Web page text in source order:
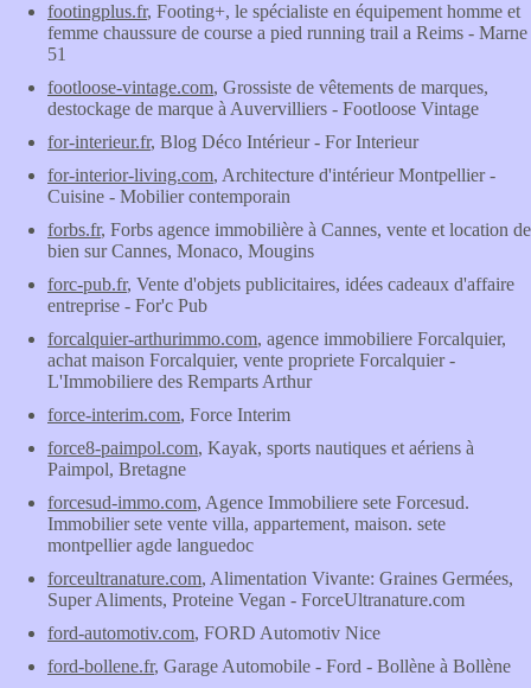
footingplus.fr, Footing+, le spécialiste en équipement homme et
femme chaussure de course a pied running trail a Reims - Marne
51
footloose-vintage.com, Grossiste de vêtements de marques,
destockage de marque à Auvervilliers - Footloose Vintage
for-interieur.fr, Blog Déco Intérieur - For Interieur
for-interior-living.com, Architecture d'intérieur Montpellier -
Cuisine - Mobilier contemporain
forbs.fr, Forbs agence immobilière à Cannes, vente et location de
bien sur Cannes, Monaco, Mougins
forc-pub.fr, Vente d'objets publicitaires, idées cadeaux d'affaire
entreprise - For'c Pub
forcalquier-arthurimmo.com, agence immobiliere Forcalquier,
achat maison Forcalquier, vente propriete Forcalquier -
L'Immobiliere des Remparts Arthur
force-interim.com, Force Interim
force8-paimpol.com, Kayak, sports nautiques et aériens à
Paimpol, Bretagne
forcesud-immo.com, Agence Immobiliere sete Forcesud.
Immobilier sete vente villa, appartement, maison. sete
montpellier agde languedoc
forceultranature.com, Alimentation Vivante: Graines Germées,
Super Aliments, Proteine Vegan - ForceUltranature.com
ford-automotiv.com, FORD Automotiv Nice
ford-bollene.fr, Garage Automobile - Ford - Bollène à Bollène